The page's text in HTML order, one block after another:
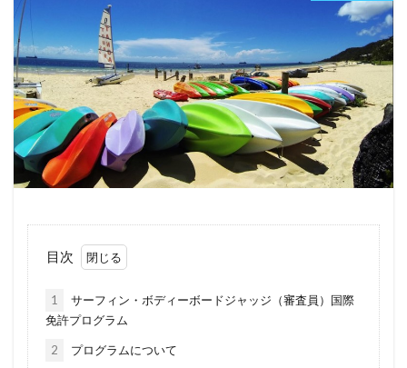
目次
1
サーフィン・ボディーボードジャッジ（審査員）国際
免許プログラム
2 プログラムについて